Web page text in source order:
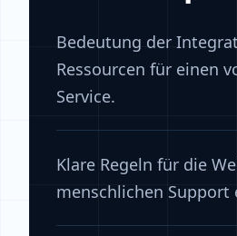
Bedeutung der
Ressourcen für einen
Service.
Klare Regeln für die
menschlichen Support